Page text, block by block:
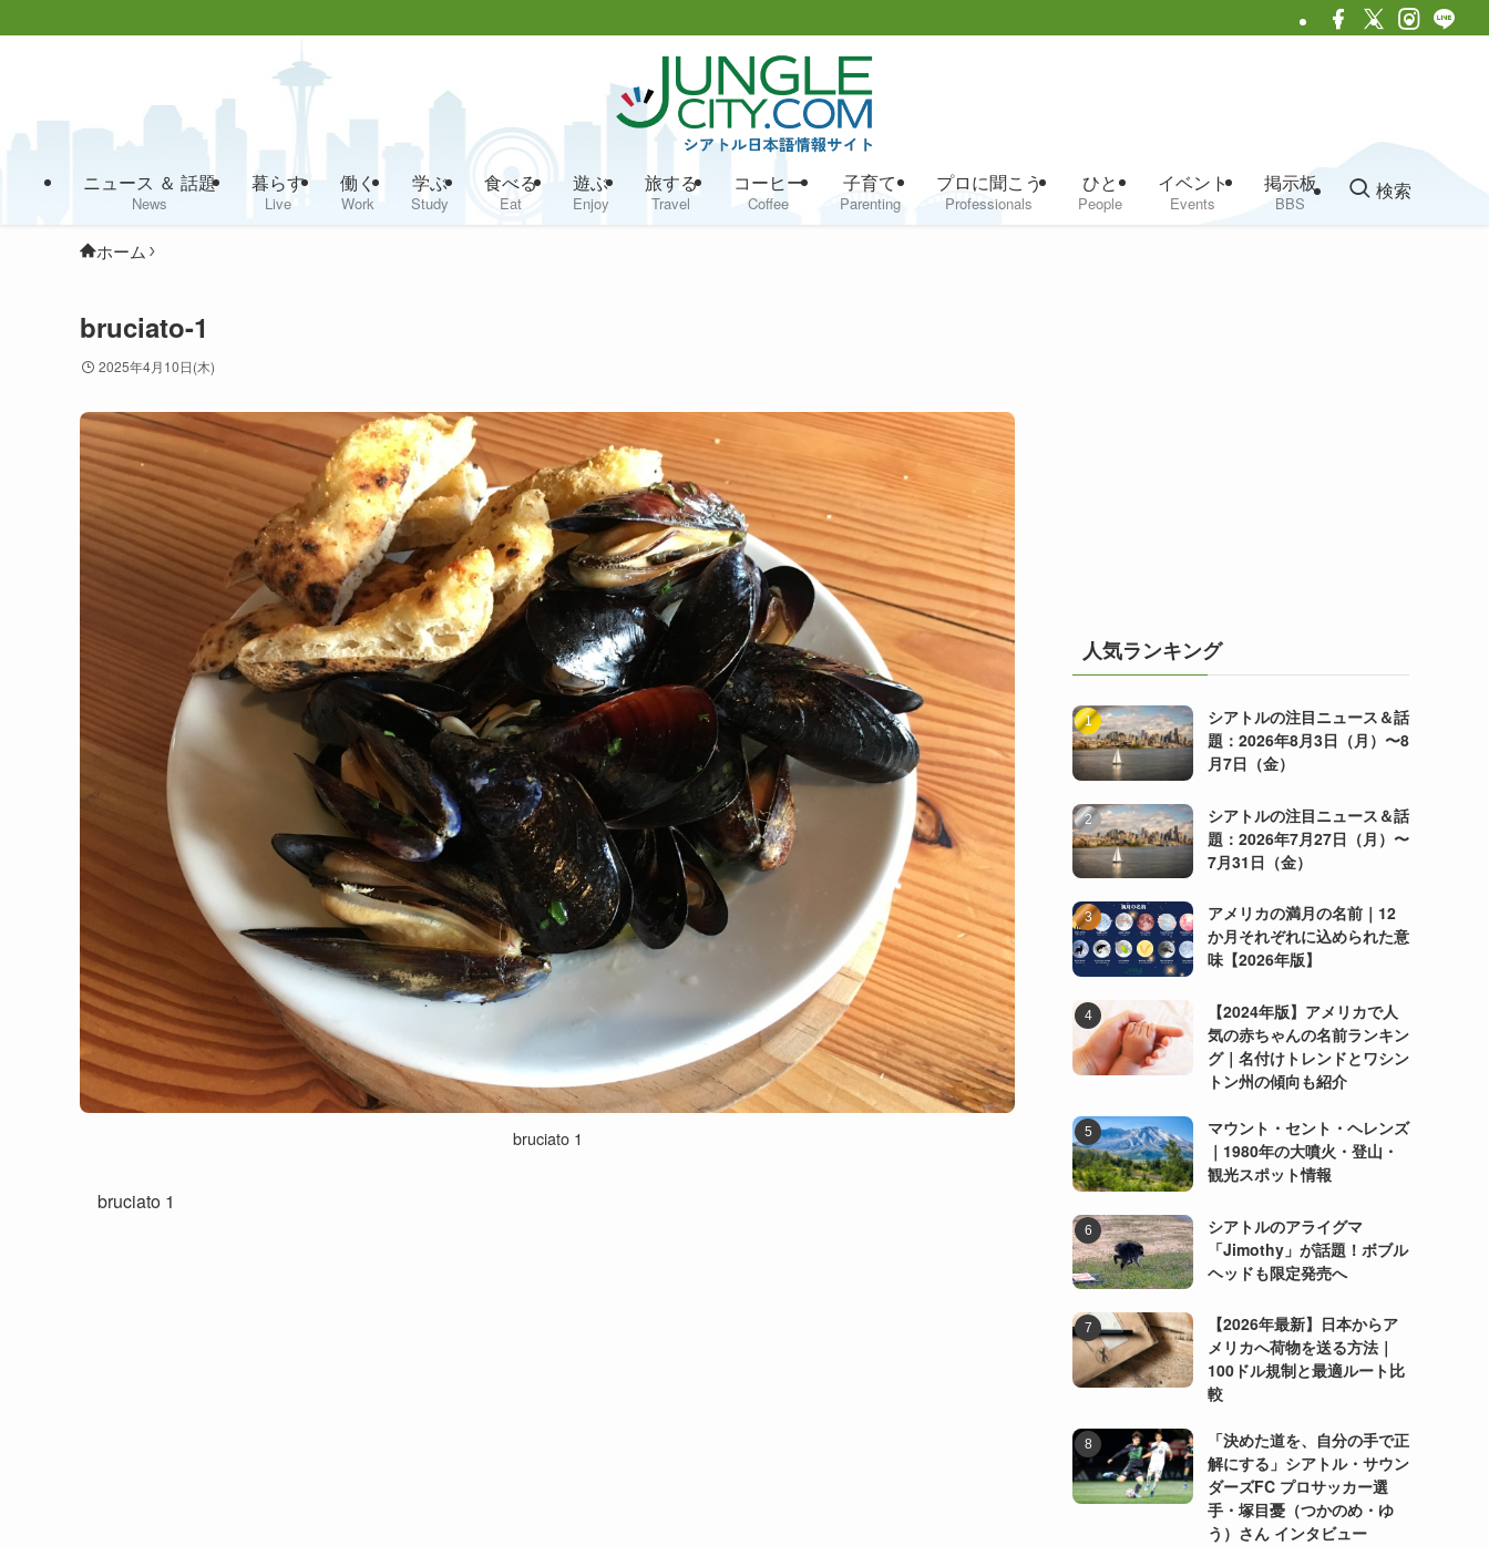
ニュース ＆ 話題
News
暮らす
Live
働く
Work
学ぶ
Study
食べる
Eat
遊ぶ
Enjoy
旅する
Travel
コーヒー
Coffee
子育て
Parenting
プロに聞こう
Professionals
ひと
People
イベント
Events
掲示板
BBS
検索
ホーム
bruciato-1
2025年4月10日(木)
bruciato 1
bruciato 1
人気ランキング
シアトルの注目ニュース＆話
題：2026年8月3日（月）〜8
月7日（金）
シアトルの注目ニュース＆話
題：2026年7月27日（月）〜
7月31日（金）
アメリカの満月の名前｜12
か月それぞれに込められた意
味【2026年版】
【2024年版】アメリカで人
気の赤ちゃんの名前ランキン
グ｜名付けトレンドとワシン
トン州の傾向も紹介
マウント・セント・ヘレンズ
｜1980年の大噴火・登山・
観光スポット情報
シアトルのアライグマ
「Jimothy」が話題！ボブル
ヘッドも限定発売へ
【2026年最新】日本からア
メリカへ荷物を送る方法｜
100ドル規制と最適ルート比
較
「決めた道を、自分の手で正
解にする」シアトル・サウン
ダーズFC プロサッカー選
手・塚目憂（つかのめ・ゆ
う）さん インタビュー